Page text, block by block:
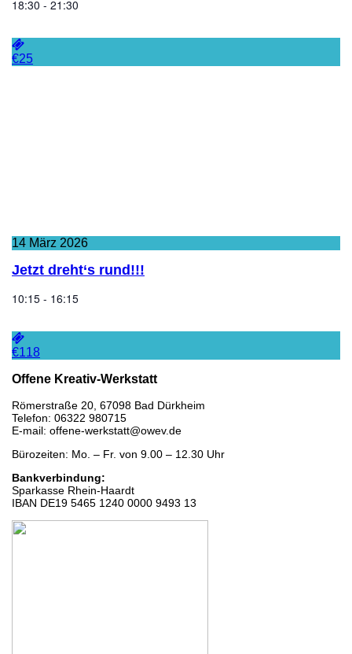
18:30 - 21:30
€25
14 März 2026
Jetzt dreht‘s rund!!!
10:15 - 16:15
€118
Offene Kreativ-Werkstatt
Römerstraße 20, 67098 Bad Dürkheim
Telefon: 06322 980715
E-mail: offene-werkstatt@owev.de
Bürozeiten: Mo. – Fr. von 9.00 – 12.30 Uhr
Bankverbindung:
Sparkasse Rhein-Haardt
IBAN DE19 5465 1240 0000 9493 13